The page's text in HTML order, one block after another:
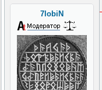
7lobiN